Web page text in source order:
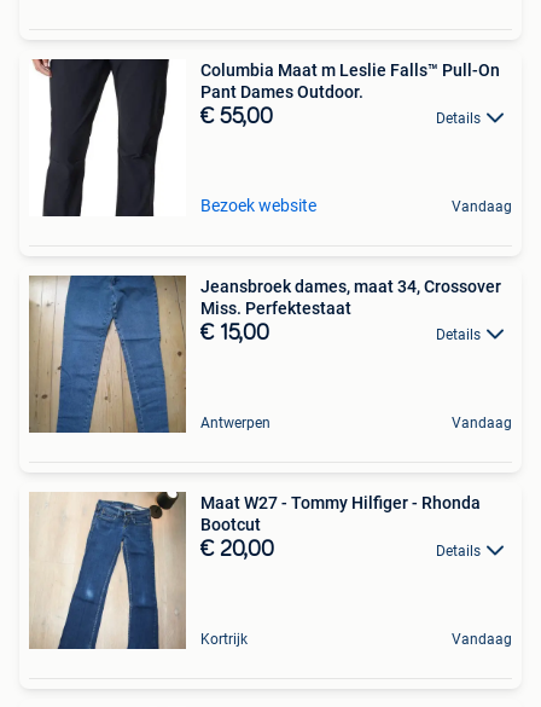
Columbia Maat m Leslie Falls™ Pull-On
Pant Dames Outdoor.
€ 55,00 Details
Bezoek website Vandaag
Jeansbroek dames, maat 34, Crossover
Miss. Perfektestaat
€ 15,00 Details
Antwerpen Vandaag
Maat W27 - Tommy Hilfiger - Rhonda
Bootcut
€ 20,00 Details
Kortrijk Vandaag